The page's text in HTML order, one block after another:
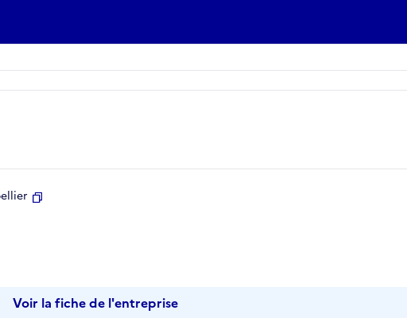
Voir la fiche de l'entreprise